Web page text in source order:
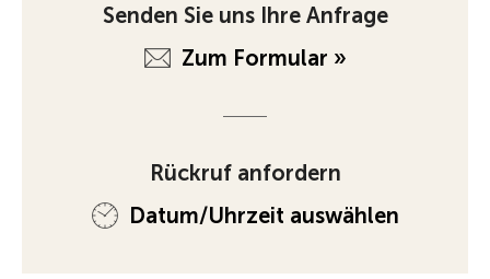
Senden Sie uns Ihre Anfrage
Zum Formular »
Rückruf anfordern
Datum/Uhrzeit auswählen